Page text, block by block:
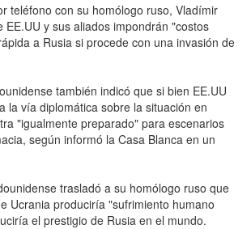
teléfono con su homólogo ruso, Vladímir
EE.UU y sus aliados impondrán "costos
a Rusia si procede con una invasión de
también indicó que si bien EE.UU
la vía diplomática sobre la situación en
"igualmente preparado" para escenarios
según informó la Casa Blanca en un
trasladó a su homólogo ruso que
Ucrania produciría "sufrimiento humano
el prestigio de Rusia en el mundo.